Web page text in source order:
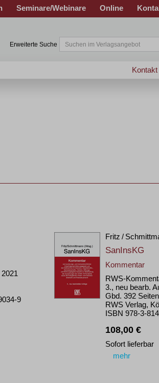
Seminare/Webinare Online
Erweiterte Suche
Kontakt
9
Fritz /
SanInsKG
Kommentar
RWS-
3., neu bearb.
Gbd. 392 Seiten
RWS Verlag,
ISBN 978-3-
108,00 €
Sofort lieferbar
mehr